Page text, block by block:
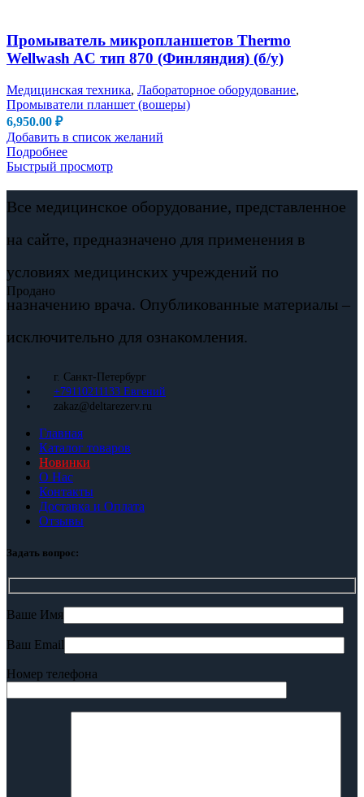
Продано
Промыватель микропланшетов Thermo
Wellwash AC тип 870 (Финляндия) (б/у)
Медицинская техника, Лабораторное оборудование,
Промыватели планшет (вошеры)
6,950.00 ₽
Добавить в список желаний
Подробнее
Быстрый просмотр
Все медицинское оборудование, представленное
на сайте, предназначено для применения в
условиях медицинских учреждений по
назначению врача. Опубликованные материалы –
исключительно для ознакомления.
г. Санкт-Петербург
+79110211133 Евгений
zakaz@deltarezerv.ru
Главная
Каталог товаров
Новинки
О Нас
Контакты
Доставка и Оплата
Отзывы
Задать вопрос:
Ваше Имя
Ваш Email
Номер телефона